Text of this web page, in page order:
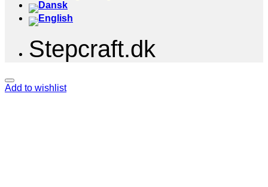
Stepcraft.dk
Add to wishlist